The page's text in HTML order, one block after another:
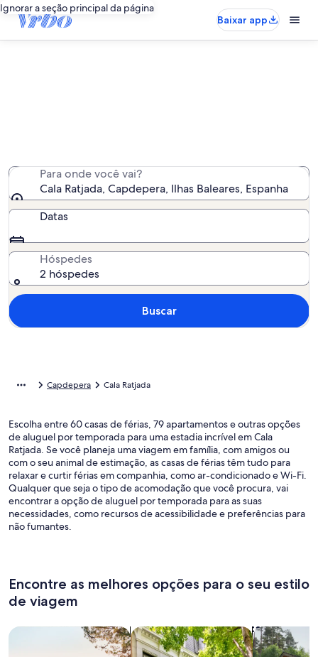
Ignorar a seção principal da página
Baixar app
Para onde você vai?
Cala Ratjada, Capdepera, Ilhas Baleares, Espanha
Datas
Hóspedes
2 hóspedes
Buscar
Capdepera Cala Ratjada
Escolha entre 60 casas de férias, 79 apartamentos e outras opções
de aluguel por temporada para uma estadia incrível em Cala
Ratjada. Se você planeja uma viagem em família, com amigos ou
com o seu animal de estimação, as casas de férias têm tudo para
relaxar e curtir férias em companhia, como ar-condicionado e Wi-Fi.
Qualquer que seja o tipo de acomodação que você procura, vai
encontrar a opção de aluguel por temporada para as suas
necessidades, como recursos de acessibilidade e preferências para
não fumantes.
Encontre as melhores opções para o seu estilo
de viagem
Busque casas Busque apartamentos buscar